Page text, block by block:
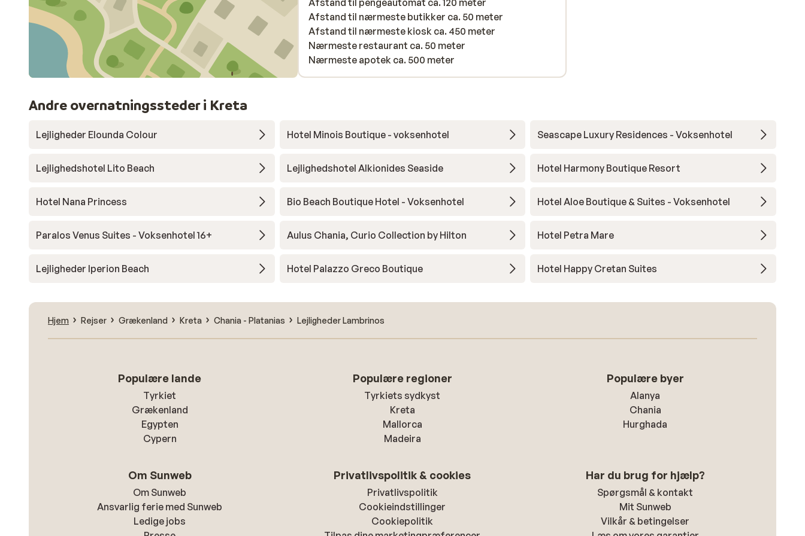
Afstand til pengeautomat ca. 120 meter
Afstand til nærmeste butikker ca. 50 meter
Afstand til nærmeste kiosk ca. 450 meter
Nærmeste restaurant ca. 50 meter
Nærmeste apotek ca. 500 meter
Andre overnatningssteder i Kreta
Lejligheder Elounda Colour Hotel Minois Boutique - voksenhotel Seascape Luxury Residences - Voksenhotel
Lejlighedshotel Lito Beach Lejlighedshotel Alkionides Seaside Hotel Harmony Boutique Resort
Hotel Nana Princess Bio Beach Boutique Hotel - Voksenhotel Hotel Aloe Boutique & Suites - Voksenhotel
Paralos Venus Suites - Voksenhotel 16+ Aulus Chania, Curio Collection by Hilton Hotel Petra Mare
Lejligheder Iperion Beach Hotel Palazzo Greco Boutique Hotel Happy Cretan Suites
Hjem Rejser Grækenland Kreta Chania - Platanias Lejligheder Lambrinos
Populære lande
Tyrkiet
Grækenland
Egypten
Cypern
Populære regioner
Tyrkiets sydkyst
Kreta
Mallorca
Madeira
Populære byer
Alanya
Chania
Hurghada
Om Sunweb
Om Sunweb
Ansvarlig ferie med Sunweb
Ledige jobs
Privatlivspolitik & cookies
Privatlivspolitik
Cookieindstillinger
Cookiepolitik
Har du brug for hjælp?
Spørgsmål & kontakt
Mit Sunweb
Vilkår & betingelser